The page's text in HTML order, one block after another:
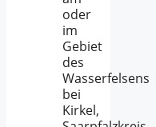
oder
im
Gebiet
des
Wasserfelsens
bei
Kirkel,